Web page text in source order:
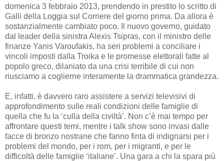
domenica 3 febbraio 2013, prendendo in prestito lo scritto di
Galli della Loggia sul Corriere del giorno prima. Da allora è
sostanzialmente cambiato poco. Il nuovo governo, guidato
dal leader della sinistra Alexis Tsipras, con il ministro delle
finanze Yanis Varoufakis, ha seri problemi a conciliare i
vincoli imposti dalla Troika e le promesse elettorali fatte al
popolo greco, dilaniato da una crisi terribile di cui non
riusciamo a coglierne interamente la drammatica grandezza.
E, infatti, è davvero raro assistere a servizi televisivi di
approfondimento sulle reali condizioni delle famiglie di
quella che fu la ‘culla della civiltà’. Non c’è mai tempo per
affrontare questi temi, mentre i talk show sono invasi dalle
facce di bronzo nostrane che fanno finta di indignarsi per i
problemi del mondo, per i rom, per i migranti, e per le
difficoltà delle famiglie ‘italiane’. Una gara a chi la spara più